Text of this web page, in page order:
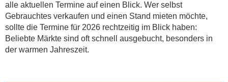
Aktuelle Flohmarkt-Termine für Strausberg und
Umgebung
Kleinanzeigen Strausberg als Alternative zum
Trödelmarkt
alle aktuellen Termine auf einen Blick. Wer selbst
Gebrauchtes verkaufen und einen Stand mieten möchte,
sollte die Termine für 2026 rechtzeitig im Blick haben:
Beliebte Märkte sind oft schnell ausgebucht, besonders in
der warmen Jahreszeit.